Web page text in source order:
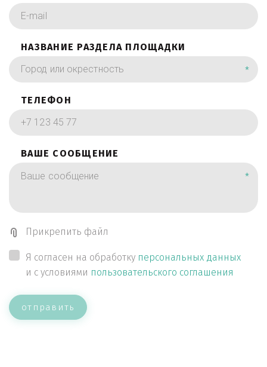
НАЗВАНИЕ РАЗДЕЛА ПЛОЩАДКИ
*
ТЕЛЕФОН
ВАШЕ СООБЩЕНИЕ
*
Прикрепить файл
Я согласен на обработку персональных данных
и с условиями пользовательского соглашения
отправить